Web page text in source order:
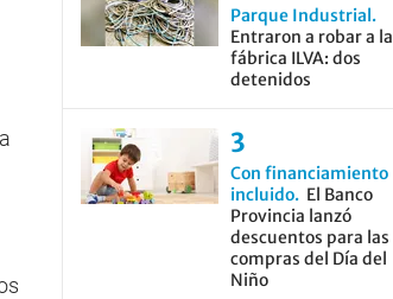
Parque Industrial
Entraron a robar a la
fábrica ILVA: dos
detenidos
Con financiamiento
incluido
El Banco
Provincia lanzó
descuentos para las
compras del Día del
Niño